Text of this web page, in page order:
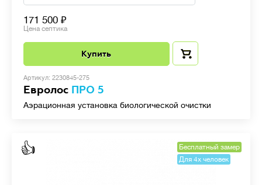
171 500
Цена септика
Купить
Артикул: 2230845-275
Евролос ПРО 5
Аэрационная установка биологической очистки
👍
Бесплатный замер
Для 4х человек